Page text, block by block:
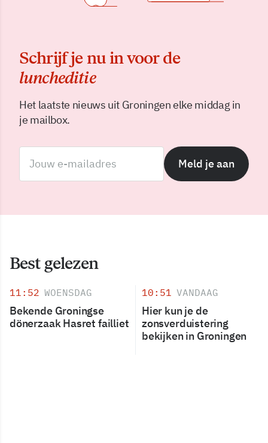
Schrijf je nu in voor de
luncheditie
Het laatste nieuws uit Groningen elke middag in
je mailbox.
Meld je aan
Best gelezen
11:52 WOENSDAG
Bekende Groningse
dönerzaak Hasret failliet
10:51 VANDAAG
Hier kun je de
zonsverduistering
bekijken in Groningen